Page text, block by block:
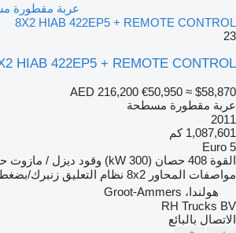
8X2 HIAB 422EP5 + REMOTE CONTROL
23
HIAB 422EP5 + REMOTE CONTROL
AED 216,200 €50,950 ≈ $58,870
عربة مقطورة مسطحة
2011
1,087,601 كم
Euro 5
القوة 408 حصان (300 kW) وقود ديزل / مازوت
مواصفات المحاور 8x2 نظام التعليق زنبرك/بضغط
هولندا، Groot-Ammers
RH Trucks BV
الاتصال بالبائع